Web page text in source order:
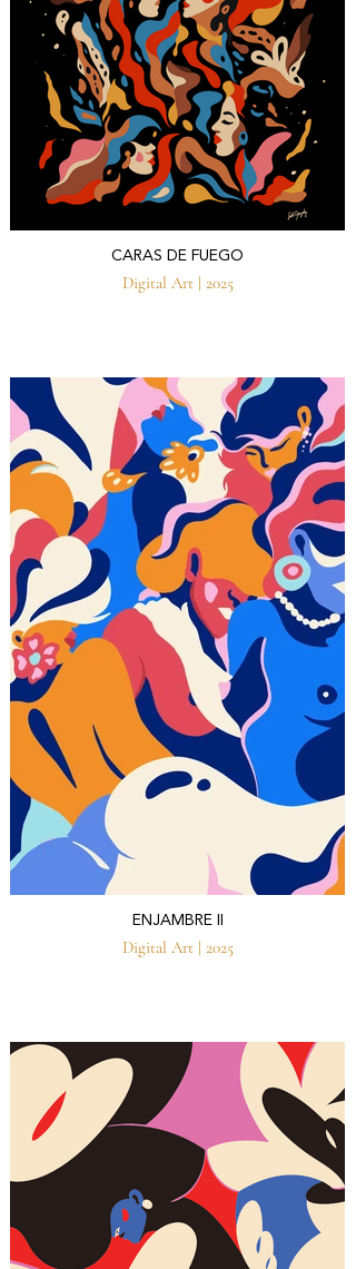
CARAS DE FUEGO
Digital Art | 2025
ENJAMBRE II
Digital Art | 2025